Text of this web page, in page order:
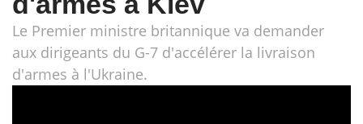
Le Premier ministre britannique va demander
aux dirigeants du G-7 d'accélérer la livraison
d'armes à l'Ukraine.